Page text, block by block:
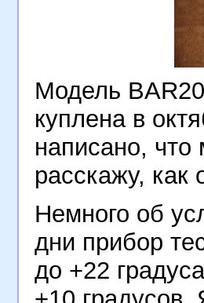
Модель
куплена в
написано,
расскажу, как
Немного об
дни прибор
до +22